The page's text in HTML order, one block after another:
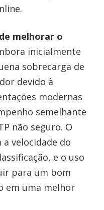
melhorar o
inicialmente
sobrecarga de
devido à
modernas
semelhante
não seguro. O
velocidade do
e o uso
para um bom
em uma melhor